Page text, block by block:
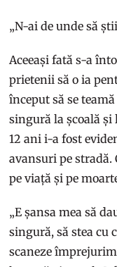
„N-ai de unde să
Aceeași fată s-a
prietenii să o ia
început să se
singură la școală și
12 ani i-a fost
avansuri pe stradă.
pe viață și pe
„E șansa mea să
singură, să stea cu
scaneze